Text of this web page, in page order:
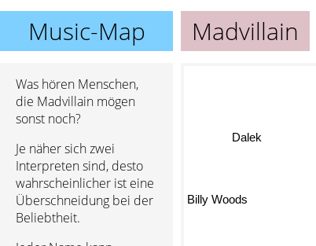
Music-Map Madvillain
Was hören Menschen,
die Madvillain mögen
sonst noch?
Je näher sich zwei
Interpreten sind, desto
wahrscheinlicher ist eine
Überschneidung bei der
Beliebtheit.
Billy Woods
Dalek